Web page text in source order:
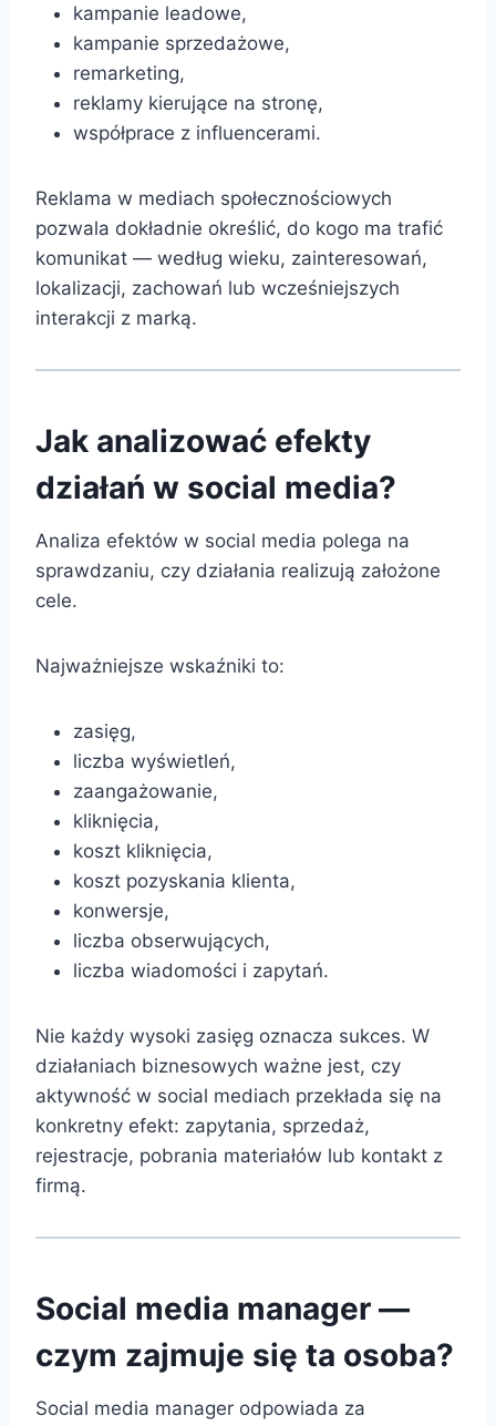
kampanie leadowe,
kampanie sprzedażowe,
remarketing,
reklamy kierujące na stronę,
współprace z influencerami.
Reklama w mediach społecznościowych
pozwala dokładnie określić, do kogo ma trafić
komunikat — według wieku, zainteresowań,
lokalizacji, zachowań lub wcześniejszych
interakcji z marką.
Jak analizować efekty
działań w social media?
Analiza efektów w social media polega na
sprawdzaniu, czy działania realizują założone
cele.
Najważniejsze wskaźniki to:
zasięg,
liczba wyświetleń,
zaangażowanie,
kliknięcia,
koszt kliknięcia,
koszt pozyskania klienta,
konwersje,
liczba obserwujących,
liczba wiadomości i zapytań.
Nie każdy wysoki zasięg oznacza sukces. W
działaniach biznesowych ważne jest, czy
aktywność w social mediach przekłada się na
konkretny efekt: zapytania, sprzedaż,
rejestracje, pobrania materiałów lub kontakt z
firmą.
Social media manager —
czym zajmuje się ta osoba?
Social media manager odpowiada za